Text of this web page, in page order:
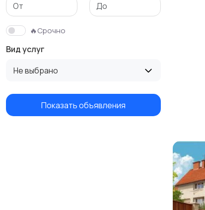
Изготовление на
заказ
Продукты питания и
🔥Срочно
Вид услуг
Не выбрано
Показать объявления